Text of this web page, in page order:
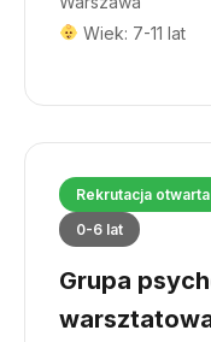
Wiek: 7-11 lat
Rekrutacja otwarta
0-6 lat
Grupa